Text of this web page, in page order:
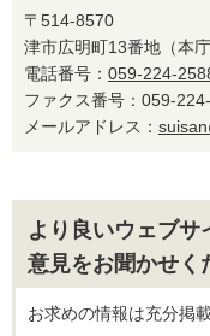
〒514-8570
津市広明町13番地（本庁
電話番号： 059-224-
ファクス番号：059-
メールアドレス：
より良いウェブサ
意見をお聞かせく
お求めの情報は充分掲